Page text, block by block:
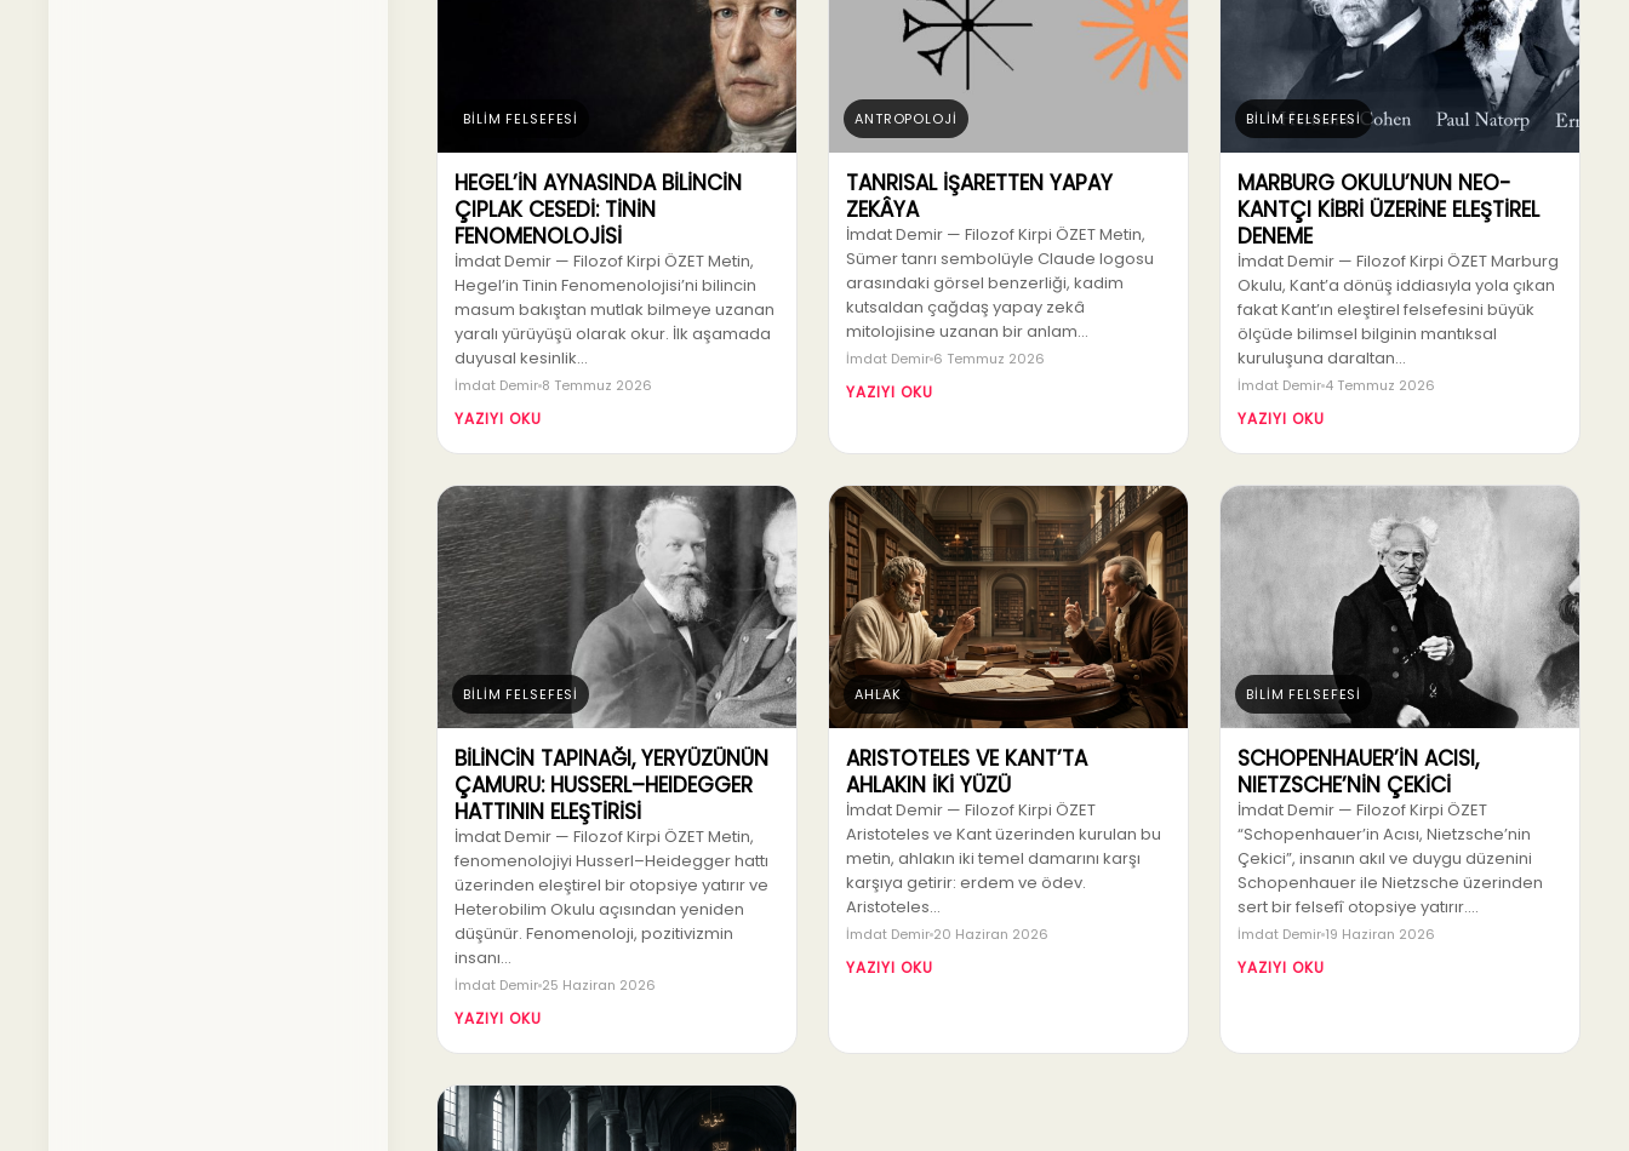
BİLİM FELSEFESİ
HEGEL’İN AYNASINDA BİLİNCİN
ÇIPLAK CESEDİ: TİNİN
FENOMENOLOJİSİ
İmdat Demir — Filozof Kirpi ÖZET Metin,
Hegel’in Tinin Fenomenolojisi’ni bilincin
masum bakıştan mutlak bilmeye uzanan
yaralı yürüyüşü olarak okur. İlk aşamada
duyusal kesinlik…
İmdat Demir 8 Temmuz 2026
YAZIYI OKU
ANTROPOLOJİ
TANRISAL İŞARETTEN YAPAY
ZEKÂYA
İmdat Demir — Filozof Kirpi ÖZET Metin,
Sümer tanrı sembolüyle Claude logosu
arasındaki görsel benzerliği, kadim
kutsaldan çağdaş yapay zekâ
mitolojisine uzanan bir anlam…
İmdat Demir 6 Temmuz 2026
YAZIYI OKU
BİLİM FELSEFESİ
MARBURG OKULU’NUN NEO-
KANTÇI KİBRİ ÜZERİNE ELEŞTİREL
DENEME
İmdat Demir — Filozof Kirpi ÖZET Marburg
Okulu, Kant’a dönüş iddiasıyla yola çıkan
fakat Kant’ın eleştirel felsefesini büyük
ölçüde bilimsel bilginin mantıksal
kuruluşuna daraltan…
İmdat Demir 4 Temmuz 2026
YAZIYI OKU
BİLİM FELSEFESİ
BİLİNCİN TAPINAĞI, YERYÜZÜNÜN
ÇAMURU: HUSSERL–HEIDEGGER
HATTININ ELEŞTİRİSİ
İmdat Demir — Filozof Kirpi ÖZET Metin,
fenomenolojiyi Husserl–Heidegger hattı
üzerinden eleştirel bir otopsiye yatırır ve
Heterobilim Okulu açısından yeniden
düşünür. Fenomenoloji, pozitivizmin
insanı…
İmdat Demir 25 Haziran 2026
YAZIYI OKU
AHLAK
ARISTOTELES VE KANT’TA
AHLAKIN İKİ YÜZÜ
İmdat Demir — Filozof Kirpi ÖZET
Aristoteles ve Kant üzerinden kurulan bu
metin, ahlakın iki temel damarını karşı
karşıya getirir: erdem ve ödev.
Aristoteles…
İmdat Demir 20 Haziran 2026
YAZIYI OKU
BİLİM FELSEFESİ
SCHOPENHAUER’İN ACISI,
NIETZSCHE’NİN ÇEKİCİ
İmdat Demir — Filozof Kirpi ÖZET
“Schopenhauer’in Acısı, Nietzsche’nin
Çekici”, insanın akıl ve duygu düzenini
Schopenhauer ile Nietzsche üzerinden
sert bir felsefî otopsiye yatırır.…
İmdat Demir 19 Haziran 2026
YAZIYI OKU